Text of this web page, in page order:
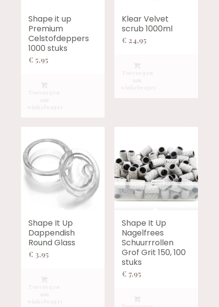
Shape it up
Premium
Celstofdeppers
1000 stuks
€ 5,95
Klear Velvet
scrub 1000ml
€ 24,95
Shape It Up
Dappendish
Round Glass
€ 3,95
Shape It Up
Nagelfrees
Schuurrrollen
Grof Grit 150, 100
stuks
€ 7,95